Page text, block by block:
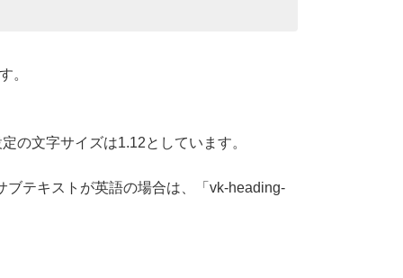
。
の文字サイズは1.12としています。
テキストが英語の場合は、「vk-heading-